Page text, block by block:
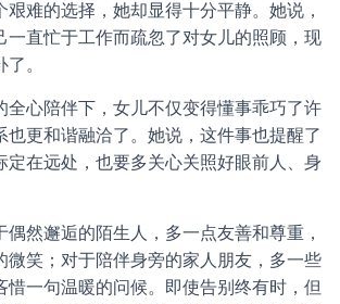
艰难的选择，她却显得十分平静。她说，
一直忙于工作而疏忽了对女儿的照顾，现
。
全心陪伴下，女儿不仅变得懂事乖巧了许
也更和谐融洽了。她说，这件事也提醒了
定在远处，也要多关心关照好眼前人、身
偶然邂逅的陌生人，多一点友善和尊重，
微笑；对于陪伴身旁的家人朋友，多一些
惜一句温暖的问候。即使告别终有时，但